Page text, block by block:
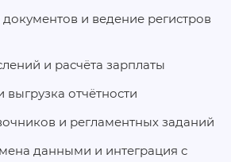
и ведение регистров
и расчёта зарплаты
отчётности
и регламентных заданий
данными и интеграция с